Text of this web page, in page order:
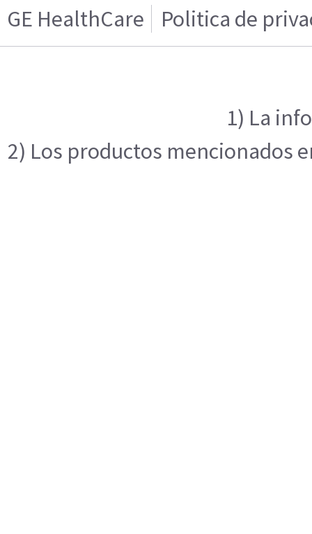
GE HealthCare Politica de
1) La
2) Los productos mencionados